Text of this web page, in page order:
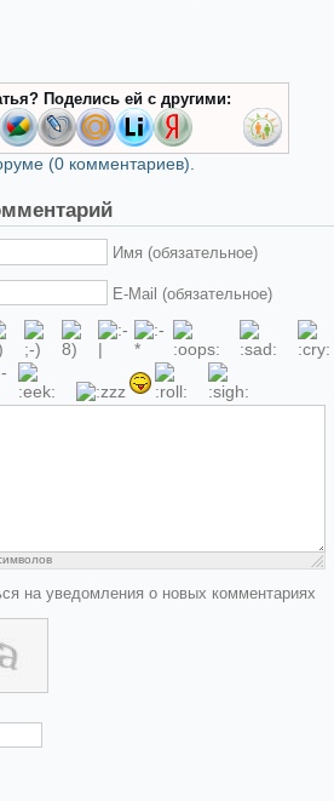
Поделись ей с другими:
(0 комментариев).
Имя (обязательное)
E-Mail (обязательное)
на уведомления о новых комментариях